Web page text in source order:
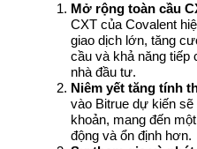
Phái sinh cổ phiếu, ngoại
Mở rộng toàn cầu
CXT của Covalent
giao dịch lớn, tăng
cầu và khả năng tiếp
nhà đầu tư.
Niêm yết tăng tính
vào Bitrue dự kiến
khoản, mang đến
động và ổn định hơn.